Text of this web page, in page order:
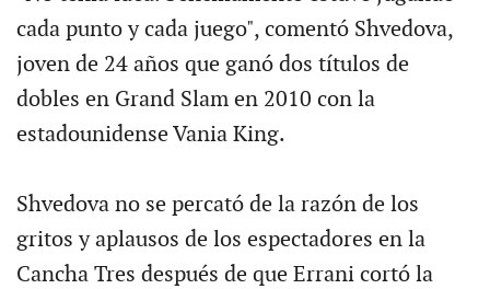
cada punto y cada juego", comentó Shvedova,
joven de 24 años que ganó dos títulos de
dobles en Grand Slam en 2010 con la
estadounidense Vania King.
Shvedova no se percató de la razón de los
gritos y aplausos de los espectadores en la
Cancha Tres después de que Errani cortó la